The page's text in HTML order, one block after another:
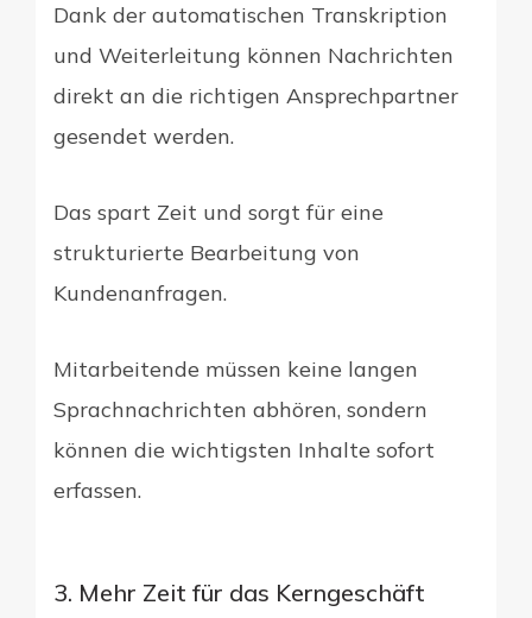
Dank der automatischen Transkription
und Weiterleitung können Nachrichten
direkt an die richtigen Ansprechpartner
gesendet werden.
Das spart Zeit und sorgt für eine
strukturierte Bearbeitung von
Kundenanfragen.
Mitarbeitende müssen keine langen
Sprachnachrichten abhören, sondern
können die wichtigsten Inhalte sofort
erfassen.
3. Mehr Zeit für das Kerngeschäft